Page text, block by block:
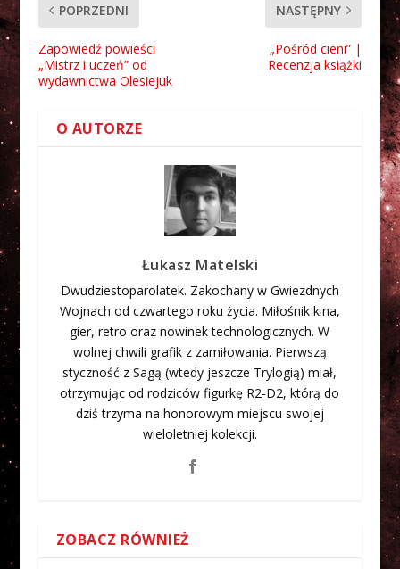
POPRZEDNI
Zapowiedź powieści
„Mistrz i uczeń” od
wydawnictwa Olesiejuk
NASTĘPNY
„Pośród cieni” |
Recenzja książki
O AUTORZE
Łukasz Matelski
Dwudziestoparolatek. Zakochany w Gwiezdnych
Wojnach od czwartego roku życia. Miłośnik kina,
gier, retro oraz nowinek technologicznych. W
wolnej chwili grafik z zamiłowania. Pierwszą
styczność z Sagą (wtedy jeszcze Trylogią) miał,
otrzymując od rodziców figurkę R2-D2, którą do
dziś trzyma na honorowym miejscu swojej
wieloletniej kolekcji.
ZOBACZ RÓWNIEŻ